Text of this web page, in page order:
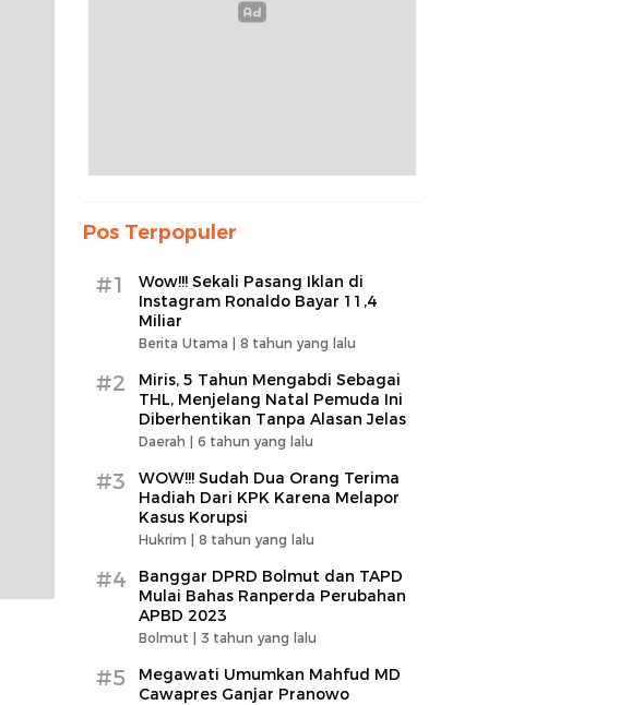
Pos Terpopuler
#1
Wow!!! Sekali Pasang Iklan di
Instagram Ronaldo Bayar 11,4
Miliar
Berita Utama | 8 tahun yang lalu
#2
Miris, 5 Tahun Mengabdi Sebagai
THL, Menjelang Natal Pemuda Ini
Diberhentikan Tanpa Alasan Jelas
Daerah | 6 tahun yang lalu
#3
WOW!!! Sudah Dua Orang Terima
Hadiah Dari KPK Karena Melapor
Kasus Korupsi
Hukrim | 8 tahun yang lalu
#4
Banggar DPRD Bolmut dan TAPD
Mulai Bahas Ranperda Perubahan
APBD 2023
Bolmut | 3 tahun yang lalu
#5
Megawati Umumkan Mahfud MD
Cawapres Ganjar Pranowo